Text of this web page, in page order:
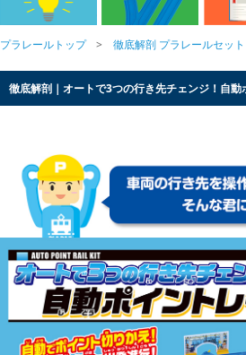
プラレールトップ 徹底解剖 プラレールセット
徹底解剖｜オートで3つの行き先チェンジ！自動